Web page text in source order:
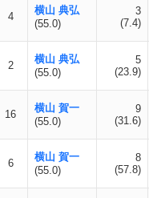
4
横山 典弘
(55.0)
3
(7.4)
2
横山 典弘
(55.0)
5
(23.9)
16
横山 賀一
(55.0)
9
(31.6)
6
横山 賀一
(55.0)
8
(57.8)